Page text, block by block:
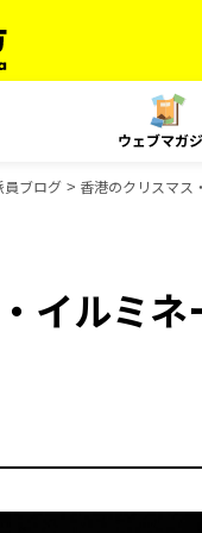
ウェブマガ
員ブログ 香港のクリスマス
イルミ